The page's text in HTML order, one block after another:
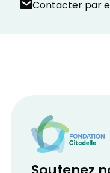
Contacter par